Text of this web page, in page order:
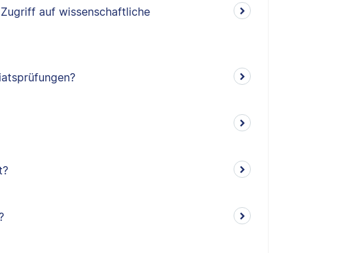
auf wissenschaftliche